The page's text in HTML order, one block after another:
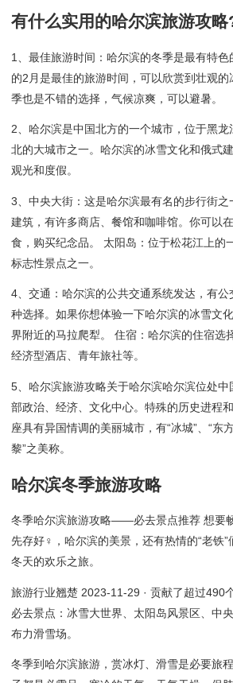
有什么实用的哈尔滨旅游攻略
1、最佳旅游时间：哈尔滨的冬季是最有特
的2月是最佳的旅游时间，可以欣赏到壮观
季也是不错的选择，气候凉爽，可以避暑。
2、哈尔滨是中国北方的一个城市，位于黑
北的大城市之一。哈尔滨的冰雪文化和俄式
观光和度假。
3、中央大街：这是哈尔滨最有名的步行街之
建筑，有许多商店、餐馆和咖啡馆。你可以
食，购买纪念品。 太阳岛：位于松花江上的
标志性景点之一。
4、交通：哈尔滨的公共交通系统发达，有公
种选择。如果你想体验一下哈尔滨的冰雪文
界附近的马拉爬犁。 住宿：哈尔滨的住宿选
经济型酒店、青年旅社等。
5、哈尔滨旅游攻略关于哈尔滨哈尔滨位处
部政治、经济、文化中心。特殊的历史进程
座具有异国情调的美丽城市，有“冰城”、“东
黎”之美称。
哈尔滨冬季旅游攻略
冬季哈尔滨旅游攻略——必去景点推荐 想要
先存好♀，哈尔滨的美景，还有热情的“老铁”
冬天的欢乐之旅。
旅游行业翘楚 2023-11-29 · 贡献了超过490
必去景点：冰雪大世界、太阳岛风景区、中
布力滑雪场。
冬季到哈尔滨旅游，赏冰灯、滑雪是必要旅